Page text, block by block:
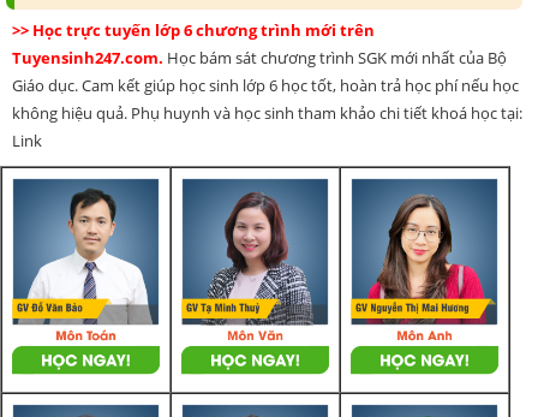
>> Học trực tuyến lớp 6 chương trình mới trên
Tuyensinh247.com. Học bám sát chương trình SGK mới nhất của Bộ
Giáo dục. Cam kết giúp học sinh lớp 6 học tốt, hoàn trả học phí nếu học
không hiệu quả. Phụ huynh và học sinh tham khảo chi tiết khoá học tại:
Link